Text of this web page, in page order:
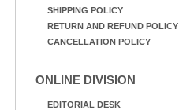
SHIPPING POLICY
RETURN AND REFUND POLICY
CANCELLATION POLICY
ONLINE DIVISION
EDITORIAL DESK